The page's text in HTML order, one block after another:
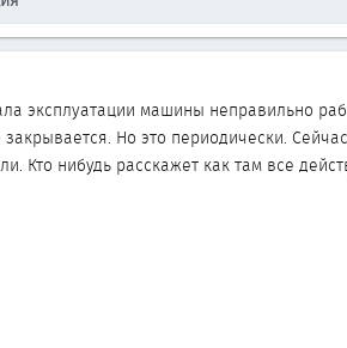
эксплуатации машины неправильно
Но это периодически.
Кто нибудь расскажет как там все